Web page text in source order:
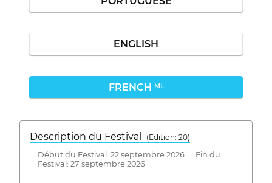
ENGLISH
FRENCH ML
Description du Festival
( Edition: 20)
Début du Festival: 22 septembre 2026 Fin du
Festival: 27 septembre 2026